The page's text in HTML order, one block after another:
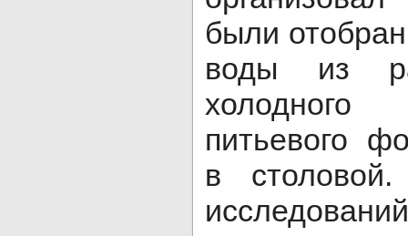
были
воды из
холодного
питьевого
в